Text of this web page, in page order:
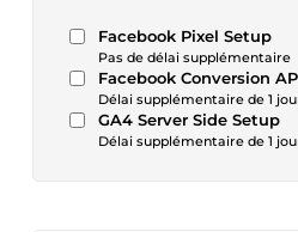
Facebook Pixel Setup
Pas de délai supplémentaire
Facebook Conversion
Délai supplémentaire de 1
GA4 Server Side Setup
Délai supplémentaire de 1